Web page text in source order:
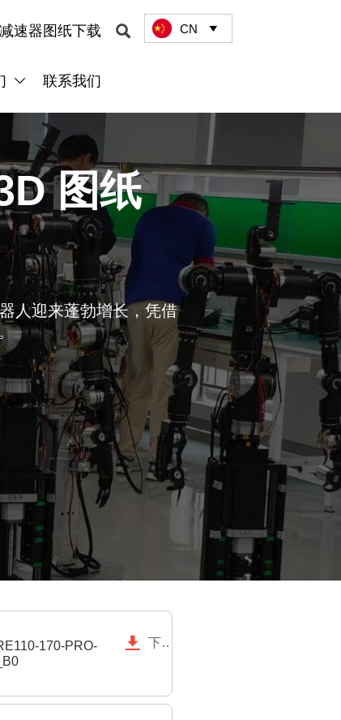
速器图纸下载
 联系我们
 CN 
图纸
人迎来蓬勃增长，凭借
170-PRO-
 下载